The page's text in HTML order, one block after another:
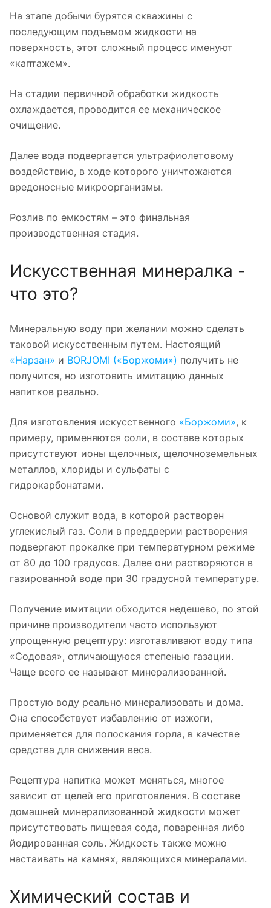
На этапе добычи бурятся скважины с
последующим подъемом жидкости на
поверхность, этот сложный процесс именуют
«каптажем».
На стадии первичной обработки жидкость
охлаждается, проводится ее механическое
очищение.
Далее вода подвергается ультрафиолетовому
воздействию, в ходе которого уничтожаются
вредоносные микроорганизмы.
Розлив по емкостям – это финальная
производственная стадия.
Искусственная минералка -
что это?
Минеральную воду при желании можно сделать
таковой искусственным путем. Настоящий
«Нарзан» и BORJOMI («Боржоми») получить не
получится, но изготовить имитацию данных
напитков реально.
Для изготовления искусственного «Боржоми», к
примеру, применяются соли, в составе которых
присутствуют ионы щелочных, щелочноземельных
металлов, хлориды и сульфаты с
гидрокарбонатами.
Основой служит вода, в которой растворен
углекислый газ. Соли в преддверии растворения
подвергают прокалке при температурном режиме
от 80 до 100 градусов. Далее они растворяются в
газированной воде при 30 градусной температуре.
Получение имитации обходится недешево, по этой
причине производители часто используют
упрощенную рецептуру: изготавливают воду типа
«Содовая», отличающуюся степенью газации.
Чаще всего ее называют минерализованной.
Простую воду реально минерализовать и дома.
Она способствует избавлению от изжоги,
применяется для полоскания горла, в качестве
средства для снижения веса.
Рецептура напитка может меняться, многое
зависит от целей его приготовления. В составе
домашней минерализованной жидкости может
присутствовать пищевая сода, поваренная либо
йодированная соль. Жидкость также можно
настаивать на камнях, являющихся минералами.
Химический состав и